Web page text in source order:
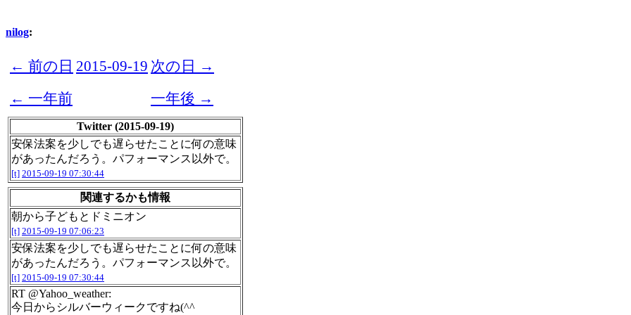
nilog:
← 前の日 2015-09-19 次の日 →
← 一年前
一年後 →
Twitter (2015-09-19)
安保法案を少しでも遅らせたことに何の意味
があったんだろう。パフォーマンス以外で。
[t] 2015-09-19 07:30:44
関連するかも情報
朝から子どもとドミニオン
[t] 2015-09-19 07:06:23
安保法案を少しでも遅らせたことに何の意味
があったんだろう。パフォーマンス以外で。
[t] 2015-09-19 07:30:44
RT @Yahoo_weather:
今日からシルバーウィークですね(^^